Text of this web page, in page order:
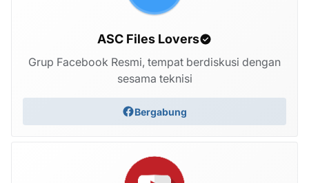
ASC Files Lovers
Grup Facebook Resmi, tempat berdiskusi dengan
sesama teknisi
Bergabung